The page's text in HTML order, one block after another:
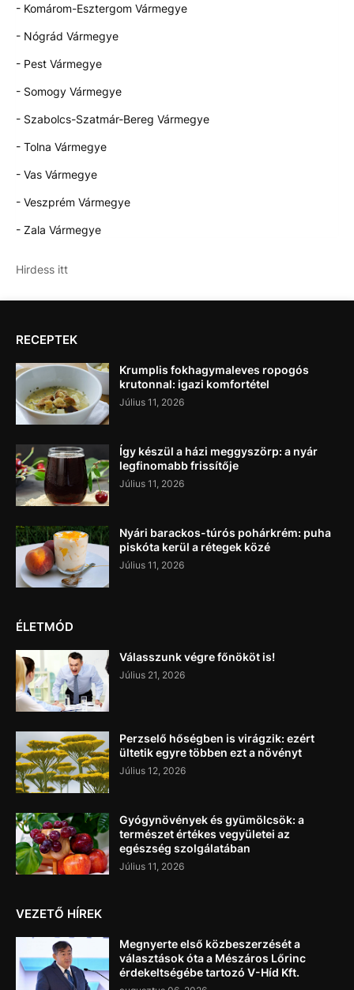
- Komárom-Esztergom Vármegye
- Nógrád Vármegye
- Pest Vármegye
- Somogy Vármegye
- Szabolcs-Szatmár-Bereg Vármegye
- Tolna Vármegye
- Vas Vármegye
- Veszprém Vármegye
- Zala Vármegye
Hirdess itt
RECEPTEK
Krumplis fokhagymaleves ropogós
krutonnal: igazi komfortétel
Július 11, 2026
Így készül a házi meggyszörp: a nyár
legfinomabb frissítője
Július 11, 2026
Nyári barackos-túrós pohárkrém: puha
piskóta kerül a rétegek közé
Július 11, 2026
ÉLETMÓD
Válasszunk végre főnököt is!
Július 21, 2026
Perzselő hőségben is virágzik: ezért
ültetik egyre többen ezt a növényt
Július 12, 2026
Gyógynövények és gyümölcsök: a
természet értékes vegyületei az
egészség szolgálatában
Július 11, 2026
VEZETŐ HÍREK
Megnyerte első közbeszerzését a
választások óta a Mészáros Lőrinc
érdekeltségébe tartozó V-Híd Kft.